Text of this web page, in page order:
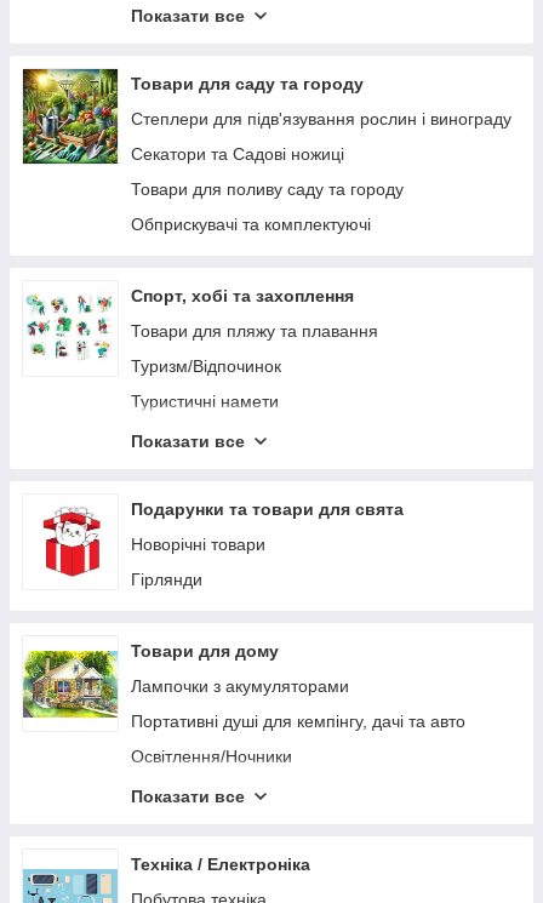
Настільні ігри
Для немовлят
Рюкзаки та сумки
Дитячі сейфи та скарбнички
Літні товари для дітей
Дитячий транспорт
Показати все
Товари для саду та городу
Степлери для підв'язування рослин і винограду
Секатори та Садові ножиці
Товари для поливу саду та городу
Обприскувачі та комплектуючі
Спорт, хобі та захоплення
Товари для пляжу та плавання
Туризм/Відпочинок
Туристичні намети
Складні столи та стільці для пікніка, риболовлі та
Показати все
Подарунки та товари для свята
Новорічні товари
Гірлянди
Товари для дому
Лампочки з акумуляторами
Портативні душі для кемпінгу, дачі та авто
Освітлення/Ночники
Вакуумні пакувальники для продуктів та їжі
Powerbank
Ліхтарі, освітлення
Показати все
Техніка / Електроніка